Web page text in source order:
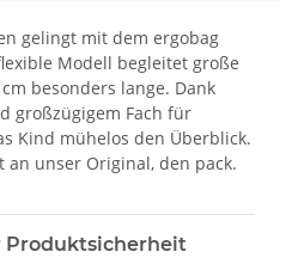
gelingt mit dem ergobag
Modell begleitet große
besonders lange. Dank
großzügigem Fach für
Kind mühelos den Überblick.
an unser Original, den pack.
Produktsicherheit